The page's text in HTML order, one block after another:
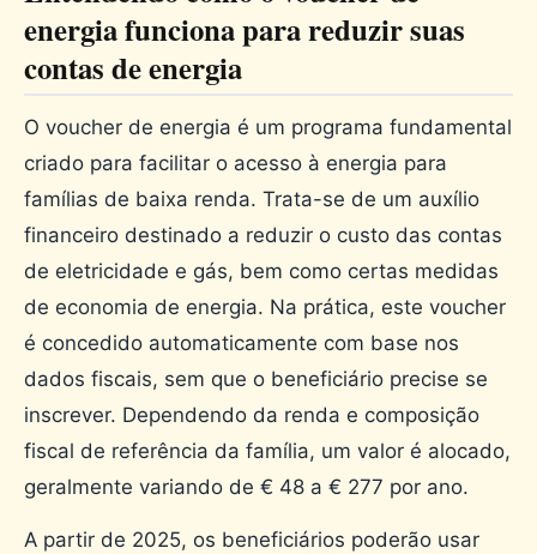
energia funciona para reduzir suas
contas de energia
O voucher de energia é um programa fundamental
criado para facilitar o acesso à energia para
famílias de baixa renda. Trata-se de um auxílio
financeiro destinado a reduzir o custo das contas
de eletricidade e gás, bem como certas medidas
de economia de energia. Na prática, este voucher
é concedido automaticamente com base nos
dados fiscais, sem que o beneficiário precise se
inscrever. Dependendo da renda e composição
fiscal de referência da família, um valor é alocado,
geralmente variando de € 48 a € 277 por ano.
A partir de 2025, os beneficiários poderão usar